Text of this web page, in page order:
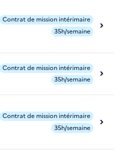
Contrat de mission intérimaire
35h/semaine
Contrat de mission intérimaire
35h/semaine
Contrat de mission intérimaire
35h/semaine